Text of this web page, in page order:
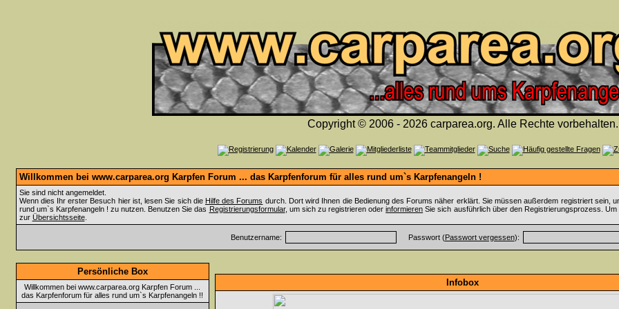
Copyright © 2006 - 2026 carparea.org. Alle Rechte vorbehalten.
Willkommen bei www.carparea.org Karpfen Forum ... das Karpfenforum für alles rund um`s Karpfenangeln !
Sie sind nicht angemeldet.
Wenn dies Ihr erster Besuch hier ist, lesen Sie sich die Hilfe des Forums durch. Dort wird Ihnen die Bedienung des Forums näher erklärt. Sie müssen außerdem registriert sein,
rund um`s Karpfenangeln ! zu nutzen. Benutzen Sie das Registrierungsformular, um sich zu registrieren oderinformieren Sie sich ausführlich über den Registrierungsprozess.
zur Übersichtsseite.
Benutzername: Passwort (Passwort vergessen):
Persönliche Box
Willkommen bei www.carparea.org Karpfen Forum ...
das Karpfenforum für alles rund um`s Karpfenangeln !!
Infobox